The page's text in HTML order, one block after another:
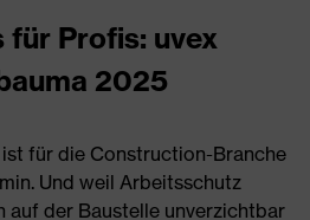
für Profis: uvex
2025
für die Construction-Branche
Und weil Arbeitsschutz
auf der Baustelle unverzichtbar